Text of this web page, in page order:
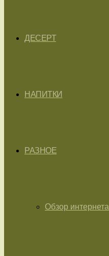
ДЕСЕРТ
НАПИТКИ
РАЗНОЕ
Обзор интернета